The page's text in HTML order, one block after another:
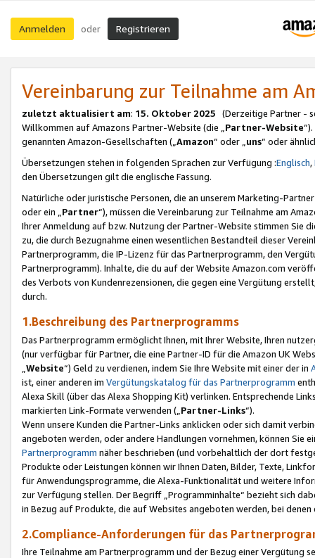
Anmelden oder Registrieren
Vereinbarung zur Teilnahme am
zuletzt aktualisiert am: 15. Oktober 2025 (Derzeitige Partner -
Willkommen auf Amazons Partner-Website (die „Partner-Website
genannten Amazon-Gesellschaften („Amazon“ oder „uns“ oder
Übersetzungen stehen in folgenden Sprachen zur Verfügung :Englisch,
den Übersetzungen gilt die englische Fassung.
Natürliche oder juristische Personen, die an unserem Marketing-
oder ein „Partner“), müssen die Vereinbarung zur Teilnahme am
Ihrer Anmeldung auf bzw. Nutzung der Partner-Website stimmen Sie
zu, die durch Bezugnahme einen wesentlichen Bestandteil dieser
Partnerprogramm, die IP-Lizenz für das Partnerprogramm, den
Partnerprogramm). Inhalte, die du auf der Website Amazon.com
des Verbots von Kundenrezensionen, die gegen eine Vergütung
durch.
1.Beschreibung des Partnerprogramms
Das Partnerprogramm ermöglicht Ihnen, mit Ihrer Website, Ihren
(nur verfügbar für Partner, die eine Partner-ID für die Amazon UK
Website“) Geld zu verdienen, indem Sie Ihre Website mit einer der in
ist, einer anderen im Vergütungskatalog für das Partnerprogramm
Alexa Skill (über das Alexa Shopping Kit) verlinken. Entsprechende
markierten Link-Formate verwenden („ Partner-Links“).
Wenn unsere Kunden die Partner-Links anklicken oder sich damit
angeboten werden, oder andere Handlungen vornehmen, können Sie
Partnerprogramm näher beschrieben (und vorbehaltlich der dort
Produkte oder Leistungen können wir Ihnen Daten, Bilder, Texte,
für Anwendungsprogramme, die Alexa-Funktionalität und weitere
zur Verfügung stellen. Der Begriff „Programminhalte“ bezieht sich
in Bezug auf Produkte, die auf Websites angeboten werden, bei
2.Compliance-Anforderungen für das
Ihre Teilnahme am Partnerprogramm und der Bezug einer Vergütung